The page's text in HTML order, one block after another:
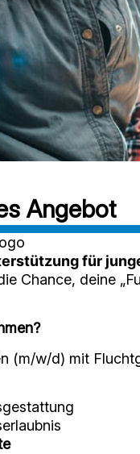
Angebot
für
Chance, deine
(m/w/d) mit